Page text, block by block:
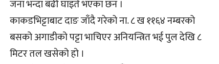
जना भन्दा बढी घाइते भएका छन ।
काकडभिट्टाबाट दाङ जाँदै गरेको ना. ८ ख ११६४ नम्बरको
बसको अगाडीको पट्टा भाचिएर अनियन्त्रित भई पुल देखि ८
मिटर तल खसेको हो ।